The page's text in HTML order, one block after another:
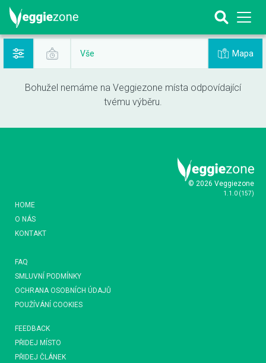
Vše Mapa
Bohužel nemáme na Veggiezone místa odpovídající
tvému výběru.
© 2026 Veggiezone
1.1.0 (157)
HOME
O NÁS
KONTAKT
FAQ
SMLUVNÍ PODMÍNKY
OCHRANA OSOBNÍCH ÚDAJŮ
POUŽÍVÁNÍ COOKIES
FEEDBACK
PŘIDEJ MÍSTO
PŘIDEJ ČLÁNEK